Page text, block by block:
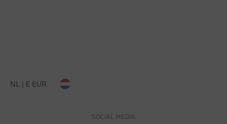
NL | € EUR
SOCIAL MEDIA